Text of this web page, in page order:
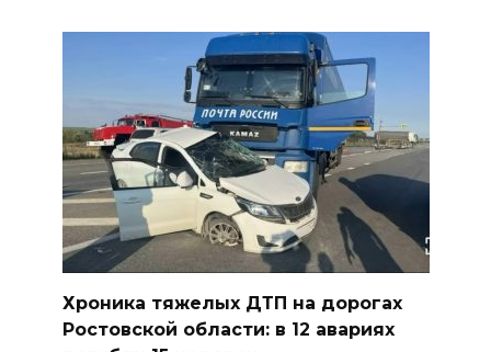
Хроника тяжелых ДТП на дорогах
Ростовской области: в 12 авариях